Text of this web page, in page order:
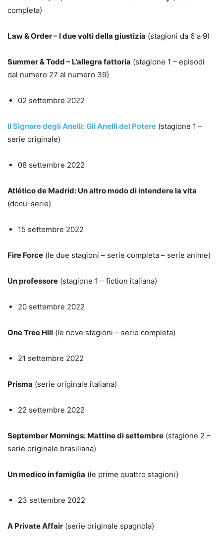
completa)
Law & Order – I due volti della giustizia (stagioni da 6 a 9)
Summer & Todd – L’allegra fattoria (stagione 1 – episodi
dal numero 27 al numero 39)
02 settembre 2022
Il Signore degli Anelli: Gli Anelli del Potere (stagione 1 –
serie originale)
08 settembre 2022
Atlético de Madrid: Un altro modo di intendere la vita
(docu-serie)
15 settembre 2022
Fire Force (le due stagioni – serie completa – serie anime)
Un professore (stagione 1 – fiction italiana)
20 settembre 2022
One Tree Hill (le nove stagioni – serie completa)
21 settembre 2022
Prisma (serie originale italiana)
22 settembre 2022
September Mornings: Mattine di settembre (stagione 2 –
serie originale brasiliana)
Un medico in famiglia (le prime quattro stagioni)
23 settembre 2022
A Private Affair (serie originale spagnola)